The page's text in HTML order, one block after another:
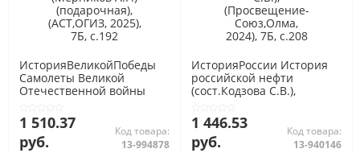
ИсторияВеликойПобеды
Самолеты Великой
Отечественной войны
(подарочная), (АСТ,ОГИЗ,
2025), 7Б, c.192
1 510.37
руб.
Код товара:
13-994878
ИсторияРоссии История
российской нефти
(сост.Кодзова С.В.),
2024), 7Б, c.208
1 446.53
руб.
Код товара:
13-940146